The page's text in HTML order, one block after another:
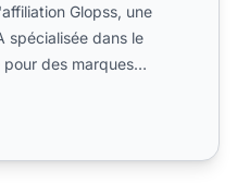
Glopss, une
spécialisée dans le
des marques